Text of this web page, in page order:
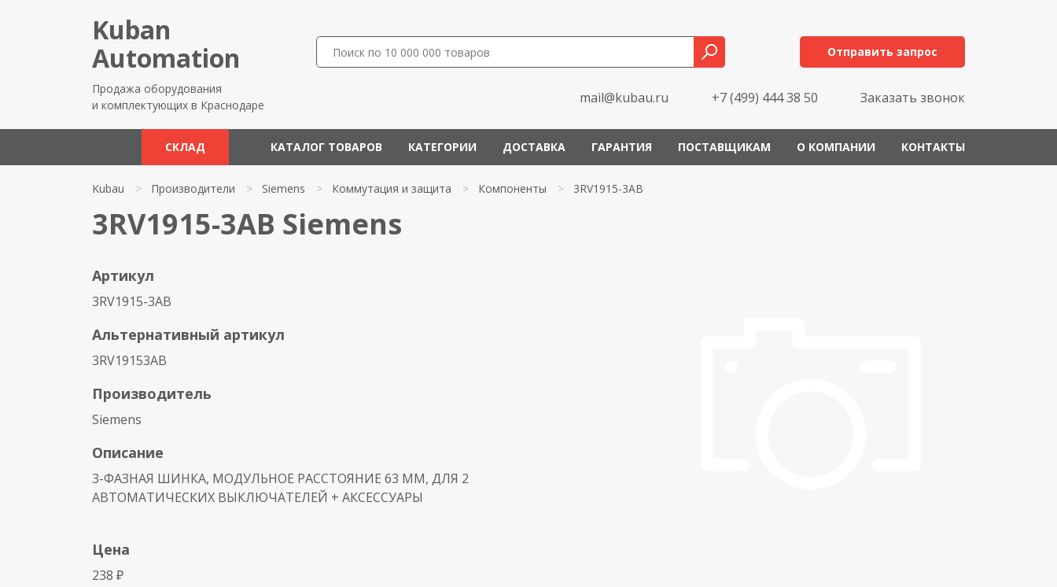
Kuban
Automation
Продажа оборудования
и комплектующих в Краснодаре
Отправить запрос
mail@kubau.ru +7 (499) 444 38 50 Заказать звонок
СКЛАД КАТАЛОГ ТОВАРОВ КАТЕГОРИИ ДОСТАВКА ГАРАНТИЯ ПОСТАВЩИКАМ О КОМПАНИИ КОНТАКТЫ
Kubau > Производители > Siemens > Коммутация и защита > Компоненты > 3RV1915-3AB
3RV1915-3AB Siemens
Артикул
3RV1915-3AB
Альтернативный артикул
3RV19153AB
Производитель
Siemens
Описание
3-ФАЗНАЯ ШИНКА, МОДУЛЬНОЕ РАССТОЯНИЕ 63 MM, ДЛЯ 2
АВТОМАТИЧЕСКИХ ВЫКЛЮЧАТЕЛЕЙ + АКСЕССУАРЫ
Цена
238 ₽